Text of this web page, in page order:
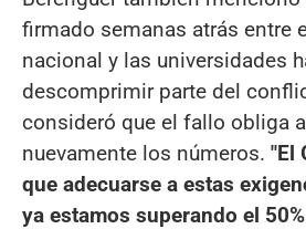
firmado semanas atrás entre
nacional y las universidades
descomprimir parte del
consideró que el fallo obliga
nuevamente los números. "El
que adecuarse a estas
ya estamos superando el